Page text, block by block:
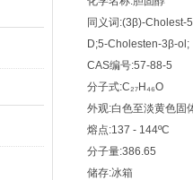
同义词:(3β)-
D;5-Cholesten-3β-ol;
CAS编号:57-88-5
分子式:C₂₇H₄₆O
外观:白色至淡黄色固
熔点:137 - 144ºC
分子量:386.65
储存:冰箱